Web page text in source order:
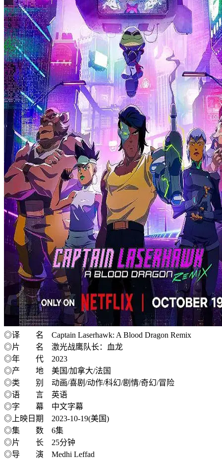
◎译 名 Captain Laserhawk: A Blood Dragon Remix
◎片 名 激光战鹰队长：血龙
◎年 代 2023
◎产 地 美国/加拿大/法国
◎类 别 动画/喜剧/动作/科幻/剧情/奇幻/冒险
◎语 言 英语
◎字 幕 中文字幕
◎上映日期 2023-10-19(美国)
◎集 数 6集
◎片 长 25分钟
◎导 演 Medhi Leffad